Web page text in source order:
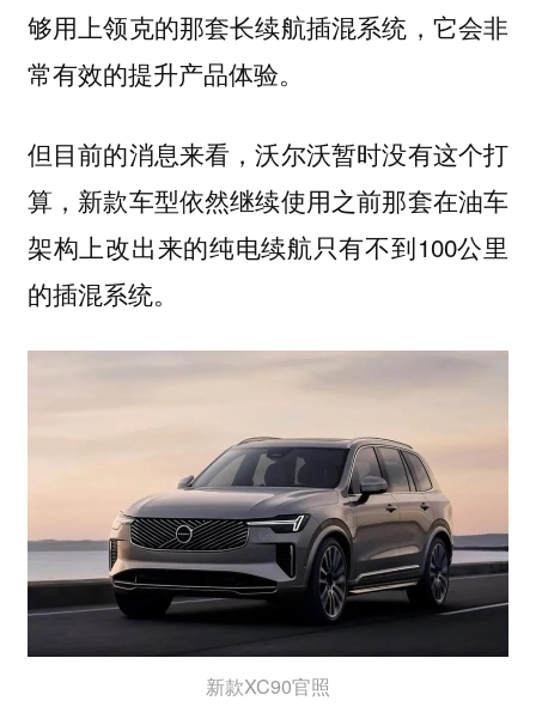
够用上领克的那套长续航插混系统，它会非
常有效的提升产品体验。
但目前的消息来看，沃尔沃暂时没有这个打
算，新款车型依然继续使用之前那套在油车
架构上改出来的纯电续航只有不到100公里
的插混系统。
新款XC90官照